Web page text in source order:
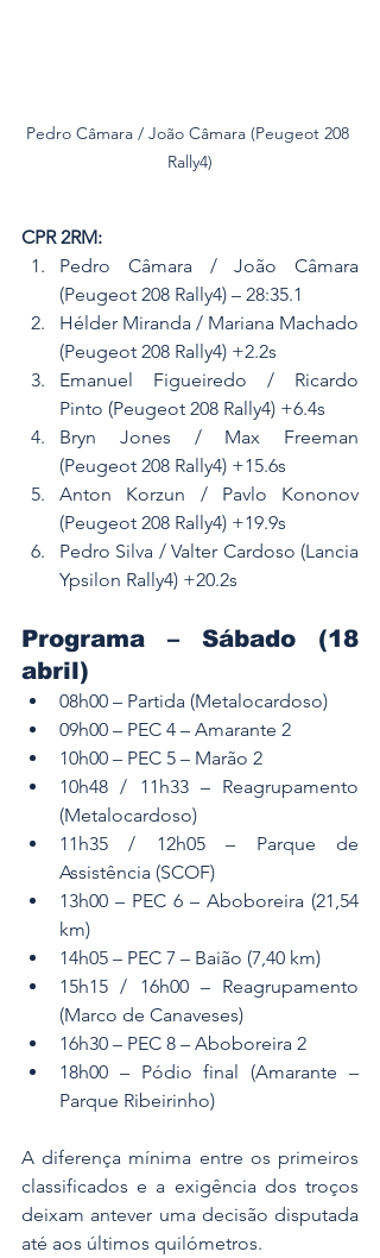
Pedro Câmara / João Câmara (Peugeot 208
Rally4)
CPR 2RM:
Pedro Câmara / João Câmara
(Peugeot 208 Rally4) – 28:35.1
Hélder Miranda / Mariana Machado
(Peugeot 208 Rally4) +2.2s
Emanuel Figueiredo / Ricardo
Pinto (Peugeot 208 Rally4) +6.4s
Bryn Jones / Max Freeman
(Peugeot 208 Rally4) +15.6s
Anton Korzun / Pavlo Kononov
(Peugeot 208 Rally4) +19.9s
Pedro Silva / Valter Cardoso (Lancia
Ypsilon Rally4) +20.2s
Programa – Sábado (18
abril)
08h00 – Partida (Metalocardoso)
09h00 – PEC 4 – Amarante 2
10h00 – PEC 5 – Marão 2
10h48 / 11h33 – Reagrupamento
(Metalocardoso)
11h35 / 12h05 – Parque de
Assistência (SCOF)
13h00 – PEC 6 – Aboboreira (21,54
km)
14h05 – PEC 7 – Baião (7,40 km)
15h15 / 16h00 – Reagrupamento
(Marco de Canaveses)
16h30 – PEC 8 – Aboboreira 2
18h00 – Pódio final (Amarante –
Parque Ribeirinho)
A diferença mínima entre os primeiros
classificados e a exigência dos troços
deixam antever uma decisão disputada
até aos últimos quilómetros.